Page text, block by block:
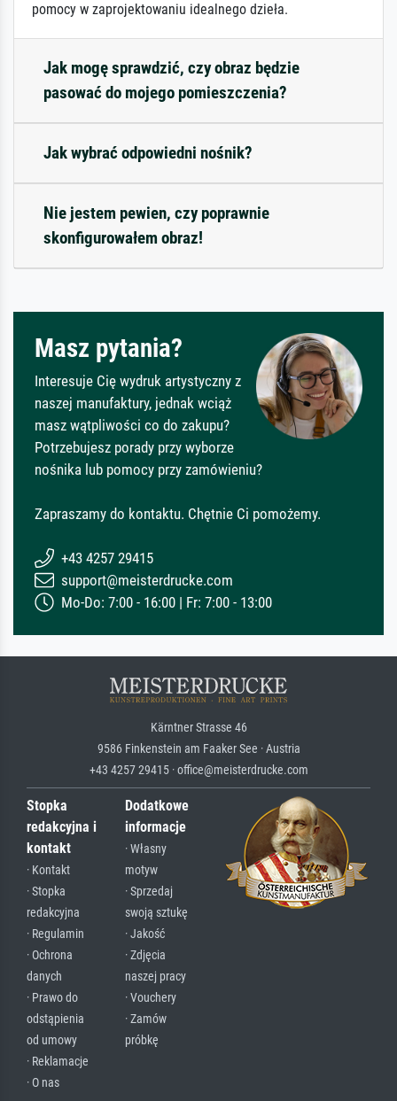
pomocy w zaprojektowaniu idealnego dzieła.
Jak mogę sprawdzić, czy obraz będzie
pasować do mojego pomieszczenia?
Jak wybrać odpowiedni nośnik?
Nie jestem pewien, czy poprawnie
skonfigurowałem obraz!
Masz pytania?
Interesuje Cię wydruk artystyczny z
naszej manufaktury, jednak wciąż
masz wątpliwości co do zakupu?
Potrzebujesz porady przy wyborze
nośnika lub pomocy przy zamówieniu?
Zapraszamy do kontaktu. Chętnie Ci pomożemy.
+43 4257 29415
support@meisterdrucke.com
Mo-Do: 7:00 - 16:00 | Fr: 7:00 - 13:00
Kärntner Strasse 46
9586 Finkenstein am Faaker See · Austria
+43 4257 29415 · office@meisterdrucke.com
Stopka
redakcyjna i
kontakt
· Kontakt
· Stopka
redakcyjna
· Regulamin
· Ochrona
danych
· Prawo do
odstąpienia
od umowy
· Reklamacje
· O nas
Dodatkowe
informacje
· Własny
motyw
· Sprzedaj
swoją sztukę
· Jakość
· Zdjęcia
naszej pracy
· Vouchery
· Zamów
próbkę